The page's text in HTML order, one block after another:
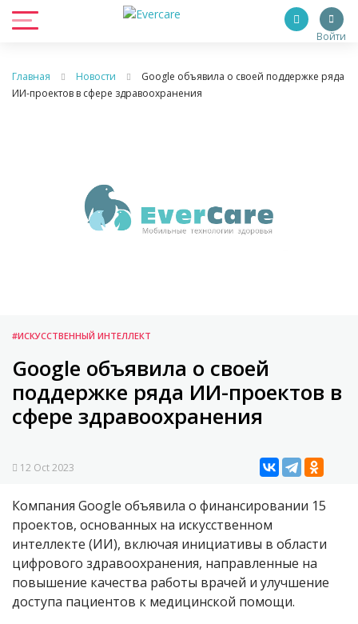
Войти
Главная Новости
Google объявила о своей поддержке ряда
ИИ-проектов в сфере здравоохранения
#ИСКУССТВЕННЫЙ ИНТЕЛЛЕКТ
Google объявила о своей
поддержке ряда ИИ-проектов в
сфере здравоохранения
12 Oct 2023
Компания Google объявила о финансировании 15
проектов, основанных на искусственном
интеллекте (ИИ), включая инициативы в области
цифрового здравоохранения, направленные на
повышение качества работы врачей и улучшение
доступа пациентов к медицинской помощи.